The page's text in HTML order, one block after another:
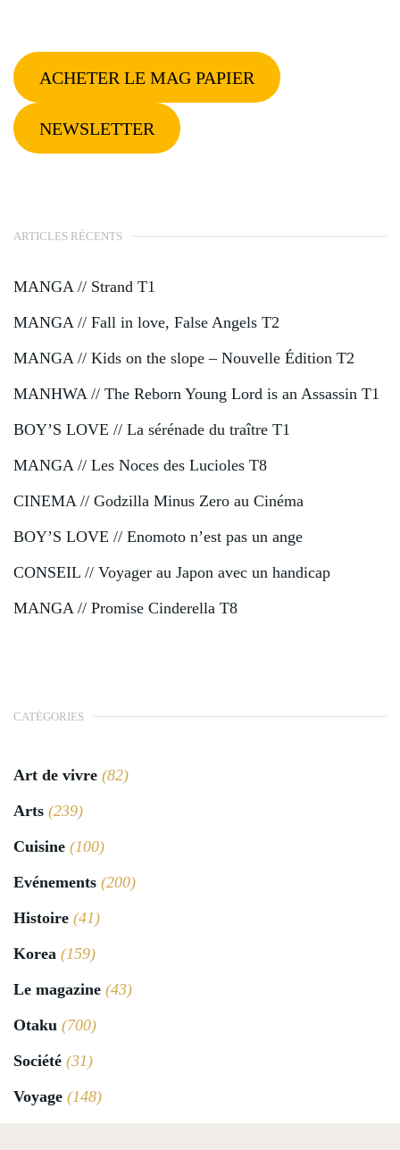
ACHETER LE MAG PAPIER
NEWSLETTER
ARTICLES RÉCENTS
MANGA // Strand T1
MANGA // Fall in love, False Angels T2
MANGA // Kids on the slope – Nouvelle Édition T2
MANHWA // The Reborn Young Lord is an Assassin T1
BOY’S LOVE // La sérénade du traître T1
MANGA // Les Noces des Lucioles T8
CINEMA // Godzilla Minus Zero au Cinéma
BOY’S LOVE // Enomoto n’est pas un ange
CONSEIL // Voyager au Japon avec un handicap
MANGA // Promise Cinderella T8
CATÉGORIES
Art de vivre (82)
Arts (239)
Cuisine (100)
Evénements (200)
Histoire (41)
Korea (159)
Le magazine (43)
Otaku (700)
Société (31)
Voyage (148)